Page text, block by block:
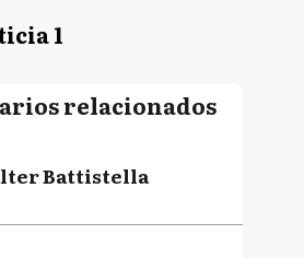
1
relacionados
Battistella